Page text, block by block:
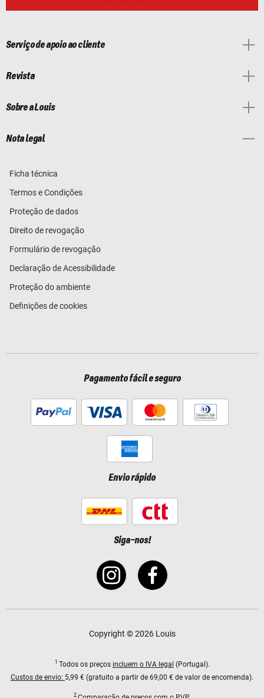
Serviço de apoio ao cliente
Revista
Sobre a Louis
Nota legal
Ficha técnica
Termos e Condições
Proteção de dados
Direito de revogação
Formulário de revogação
Declaração de Acessibilidade
Proteção do ambiente
Definições de cookies
Pagamento fácil e seguro
Envio rápido
Siga-nos!
Copyright © 2026 Louis
1 Todos os preços incluem o IVA legal (Portugal).
Custos de envio: 5,99 € (gratuito a partir de 69,00 € de valor de encomenda).
2